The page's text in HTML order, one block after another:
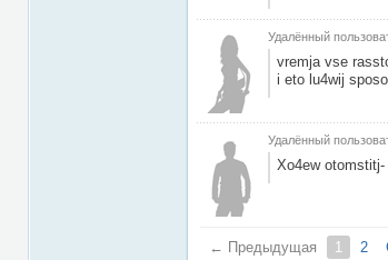
Удалённый
vremja vse
i eto lu4wij
Удалённый
Xo4ew
← Предыдущая 1 2